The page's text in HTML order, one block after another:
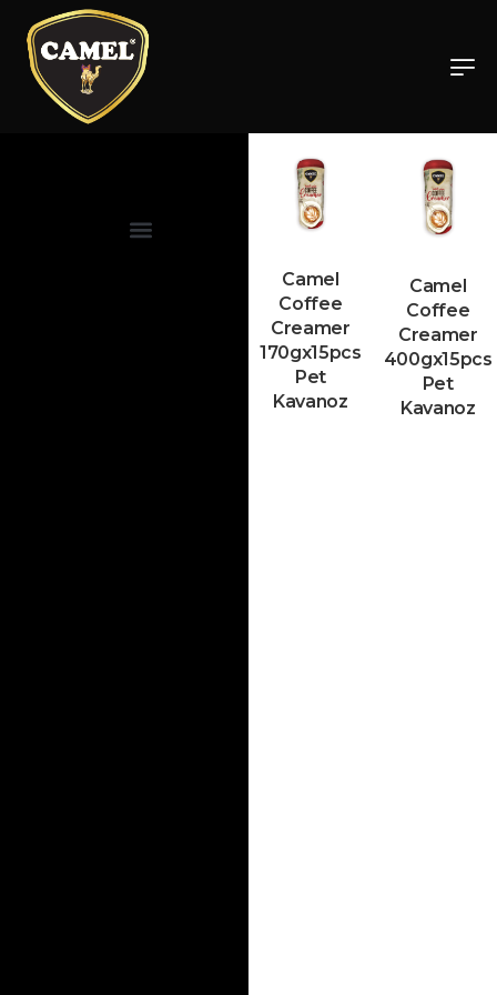
Camel
Coffee
Creamer
170gx15pcs
Pet
Kavanoz
Camel
Coffee
Creamer
400gx15pcs
Pet
Kavanoz